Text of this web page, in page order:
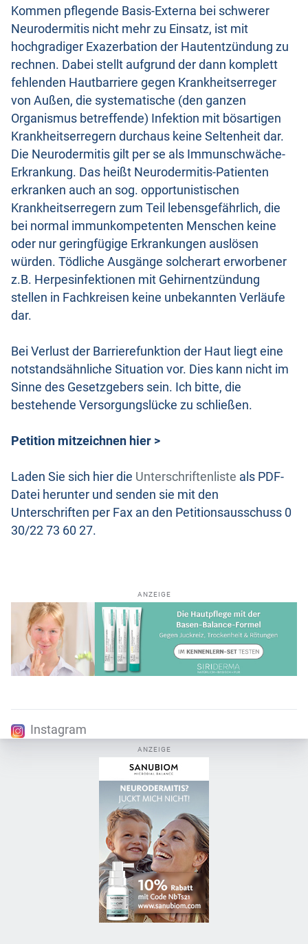
Kommen pflegende Basis-Externa bei schwerer
Neurodermitis nicht mehr zu Einsatz, ist mit
hochgradiger Exazerbation der Hautentzündung zu
rechnen. Dabei stellt aufgrund der dann komplett
fehlenden Hautbarriere gegen Krankheitserreger
von Außen, die systematische (den ganzen
Organismus betreffende) Infektion mit bösartigen
Krankheitserregern durchaus keine Seltenheit dar.
Die Neurodermitis gilt per se als Immunschwäche-
Erkrankung. Das heißt Neurodermitis-Patienten
erkranken auch an sog. opportunistischen
Krankheitserregern zum Teil lebensgefährlich, die
bei normal immunkompetenten Menschen keine
oder nur geringfügige Erkrankungen auslösen
würden. Tödliche Ausgänge solcherart erworbener
z.B. Herpesinfektionen mit Gehirnentzündung
stellen in Fachkreisen keine unbekannten Verläufe
dar.
Bei Verlust der Barrierefunktion der Haut liegt eine
notstandsähnliche Situation vor. Dies kann nicht im
Sinne des Gesetzgebers sein. Ich bitte, die
bestehende Versorgungslücke zu schließen.
Petition mitzeichnen hier >
Laden Sie sich hier die Unterschriftenliste als PDF-
Datei herunter und senden sie mit den
Unterschriften per Fax an den Petitionsausschuss 0
30/22 73 60 27.
ANZEIGE
Instagram
ANZEIGE